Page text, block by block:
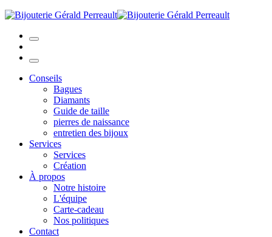
Conseils
Bagues
Diamants
Guide de taille
pierres de naissance
entretien des bijoux
Services
Services
Création
À propos
Notre histoire
L'équipe
Carte-cadeau
Nos politiques
Contact